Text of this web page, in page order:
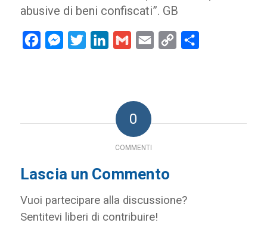
abusive di beni confiscati”. GB
FacebookMessenger
Twitter LinkedInGmail Email
Copy
0
COMMENTI
Lascia un Commento
Vuoi partecipare alla discussione?
Sentitevi liberi di contribuire!